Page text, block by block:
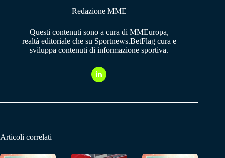
Redazione MME
Questi contenuti sono a cura di MMEuropa,
realtà editoriale che su Sportnews.BetFlag cura e
sviluppa contenuti di informazione sportiva.
Articoli correlati